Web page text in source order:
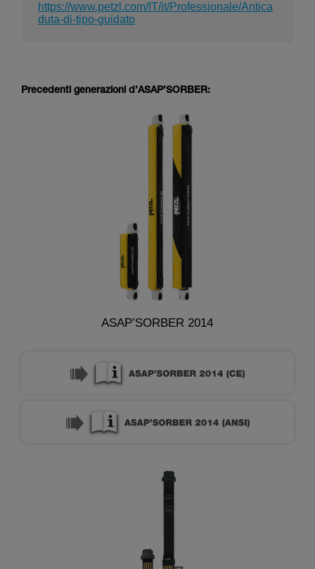
https://www.petzl.com/IT/it/Professionale/Antica
duta-di-tipo-guidato
Precedenti generazioni d’ASAP’SORBER:
ASAP’SORBER 2014